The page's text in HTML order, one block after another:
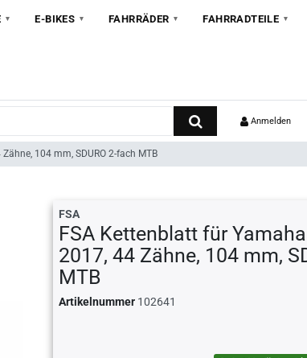
E-BIKES FAHRRÄDER FAHRRADTEILE
Anmelden
104 mm, SDURO 2-fach MTB
FSA
FSA Kettenblatt für
2017, 44 Zähne, 104 mm,
MTB
Artikelnummer 102641